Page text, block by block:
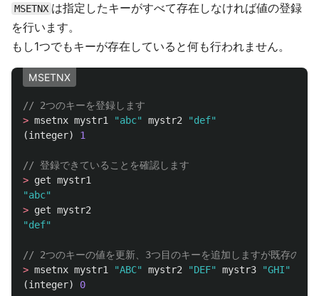
MSETNX は指定したキーがすべて存在しなければ値の登録
を行います。
もし1つでもキーが存在していると何も行われません。
MSETNX
// 2つのキーを登録します
> msetnx mystr1 "abc" mystr2
"def"
(integer) 1
// 登録できていることを確認します
> get mystr1
"abc"
> get mystr2
"def"
// 2つのキーの値を更新、3つ目のキーを追加しますが既存のキ
> msetnx mystr1 "ABC" mystr2 "DEF" mystr3
"GHI"
(integer) 0